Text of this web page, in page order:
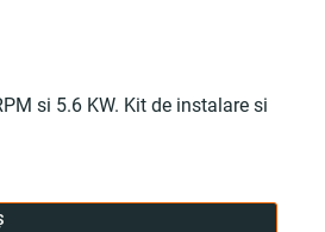
si 5.6 KW. Kit de instalare si